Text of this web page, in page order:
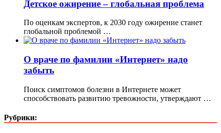
Детское ожирение – глобальная проблема
По оценкам экспертов, к 2030 году ожирение станет
глобальной проблемой …
О враче по фамилии «Интернет» надо
забыть
Поиск симптомов болезни в Интернете может
способствовать развитию тревожности, утверждают …
Рубрики: